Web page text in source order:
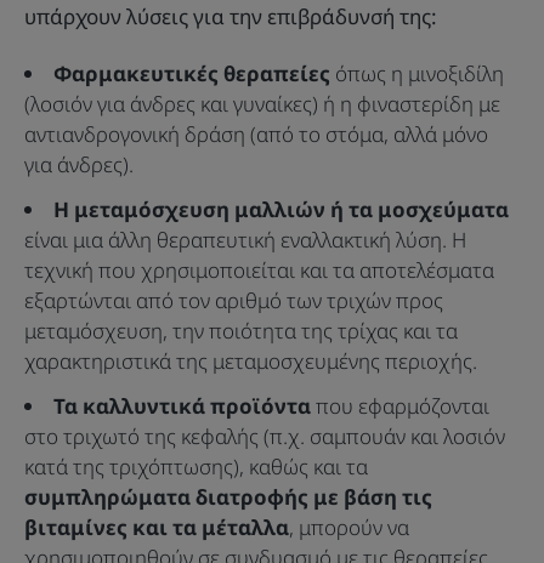
υπάρχουν λύσεις για την επιβράδυνσή της:
Φαρμακευτικές θεραπείες όπως η μινοξιδίλη
(λοσιόν για άνδρες και γυναίκες) ή η φιναστερίδη με
αντιανδρογονική δράση (από το στόμα, αλλά μόνο
για άνδρες).
Η μεταμόσχευση μαλλιών ή τα μοσχεύματα
είναι μια άλλη θεραπευτική εναλλακτική λύση. Η
τεχνική που χρησιμοποιείται και τα αποτελέσματα
εξαρτώνται από τον αριθμό των τριχών προς
μεταμόσχευση, την ποιότητα της τρίχας και τα
χαρακτηριστικά της μεταμοσχευμένης περιοχής.
Τα καλλυντικά προϊόνταπου εφαρμόζονται
στο τριχωτό της κεφαλής (π.χ. σαμπουάν και λοσιόν
κατά της τριχόπτωσης), καθώς και τα
συμπληρώματα διατροφής με βάση τις
βιταμίνες και τα μέταλλα, μπορούν να